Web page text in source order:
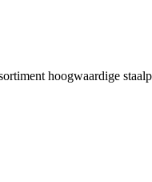
hoogwaardige